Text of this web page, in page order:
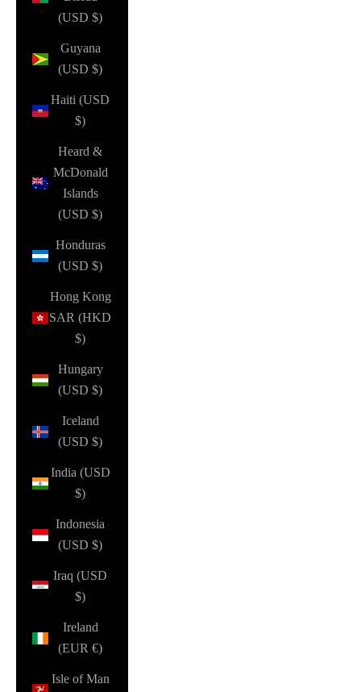
(USD $)
Guyana
(USD $)
Haiti (USD
$)
Heard &
McDonald
Islands
(USD $)
Honduras
(USD $)
Hong Kong
SAR (HKD
$)
Hungary
(USD $)
Iceland
(USD $)
India (USD
$)
Indonesia
(USD $)
Iraq (USD
$)
Ireland
(EUR €)
Isle of Man